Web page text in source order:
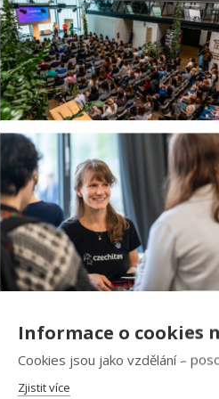
V květnu jsme pacháli dobro.
kurz. A tak jsme 22. května
programy, informace o
Informace o cookies
Cookies jsou jako vzdělání –
Zjistit více